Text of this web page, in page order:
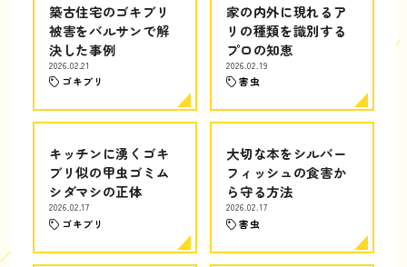
築古住宅のゴキブリ
被害をバルサンで解
決した事例
2026.02.21
ゴキブリ
家の内外に現れるア
リの種類を識別する
プロの知恵
2026.02.19
害虫
キッチンに湧くゴキ
ブリ似の甲虫ゴミム
シダマシの正体
2026.02.17
ゴキブリ
大切な本をシルバー
フィッシュの食害か
ら守る方法
2026.02.17
害虫